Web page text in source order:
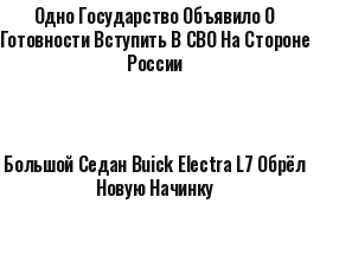
Одно Государство Объявило О
Готовности Вступить В СВО На Стороне
России
Большой Седан Buick Electra L7 Обрёл
Новую Начинку